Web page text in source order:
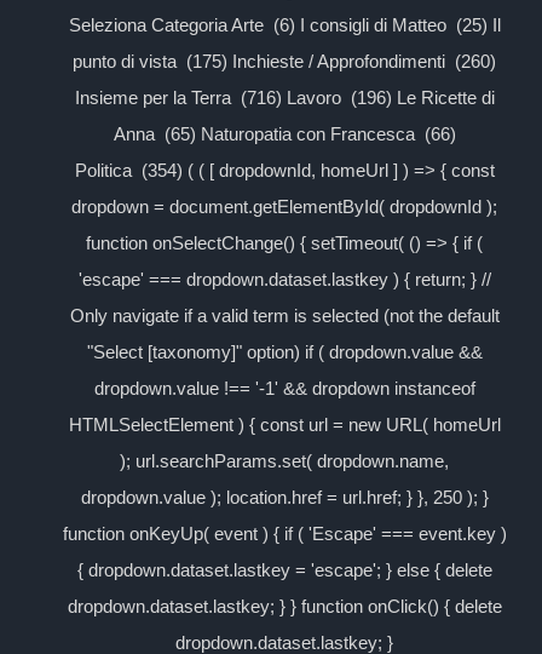
Seleziona Categoria Arte (6) I consigli di Matteo (25) Il
punto di vista (175) Inchieste / Approfondimenti (260)
Insieme per la Terra (716) Lavoro (196) Le Ricette di
Anna (65) Naturopatia con Francesca (66)
Politica (354) ( ( [ dropdownId, homeUrl ] ) => { const
dropdown = document.getElementById( dropdownId );
function onSelectChange() { setTimeout( () => { if (
'escape' === dropdown.dataset.lastkey ) { return; } //
Only navigate if a valid term is selected (not the default
"Select [taxonomy]" option) if ( dropdown.value &&
dropdown.value !== '-1' && dropdown instanceof
HTMLSelectElement ) { const url = new URL( homeUrl
); url.searchParams.set( dropdown.name,
dropdown.value ); location.href = url.href; } }, 250 ); }
function onKeyUp( event ) { if ( 'Escape' === event.key )
{ dropdown.dataset.lastkey = 'escape'; } else { delete
dropdown.dataset.lastkey; } } function onClick() { delete
dropdown.dataset.lastkey; }